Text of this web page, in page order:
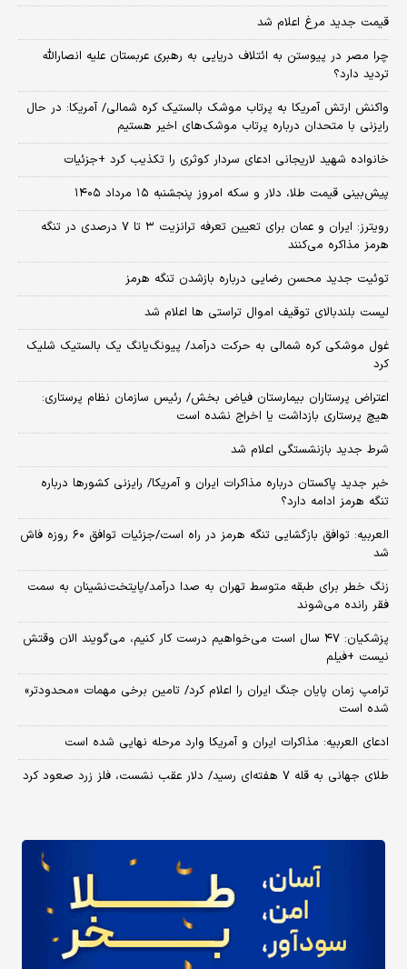
قیمت جدید مرغ اعلام شد
چرا مصر در پیوستن به ائتلاف دریایی به رهبری عربستان علیه انصارالله
تردید دارد؟
واکنش ارتش آمریکا به پرتاب موشک بالستیک کره شمالی/ آمریکا: در حال
رایزنی با متحدان درباره پرتاب موشک‌های اخیر هستیم
خانواده شهید لاریجانی ادعای سردار کوثری را تکذیب کرد +جزئیات
پیش‌بینی قیمت طلا، دلار و سکه امروز پنجشنبه ۱۵ مرداد ۱۴۰۵
رویترز: ایران و عمان برای تعیین تعرفه ترانزیت ۳ تا ۷ درصدی در تنگه
هرمز مذاکره می‌کنند
توئیت جدید محسن رضایی درباره بازشدن تنگه هرمز
لیست بلندبالای توقیف اموال تراستی ها اعلام شد
غول موشکی کره شمالی به حرکت درآمد/ پیونگ‌یانگ یک بالستیک شلیک
کرد
اعتراض پرستاران بیمارستان فیاض بخش/ رئیس سازمان نظام پرستاری:
هیچ پرستاری بازداشت یا اخراج نشده است
شرط جدید بازنشستگی اعلام شد
خبر جدید پاکستان درباره مذاکرات ایران و آمریکا/ رایزنی کشورها درباره
تنگه هرمز ادامه دارد؟
العربیه: توافق بازگشایی تنگه هرمز در راه است/جزئیات توافق ۶۰ روزه فاش
شد
زنگ خطر برای طبقه متوسط تهران به صدا درآمد/پایتخت‌نشینان به سمت
فقر رانده می‌شوند
پزشکیان: ۴۷ سال است می‌خواهیم درست کار کنیم، می‌گویند الان وقتش
نیست +فیلم
ترامپ زمان پایان جنگ ایران را اعلام کرد/ تامین برخی مهمات «محدودتر»
شده است
ادعای العربیه: مذاکرات ایران و آمریکا وارد مرحله نهایی شده است
طلای جهانی به قله ۷ هفته‌ای رسید/ دلار عقب نشست، فلز زرد صعود کرد